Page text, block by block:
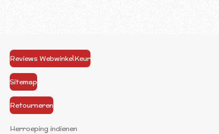
Reviews WebwinkelKeur
Sitemap
Retourneren
Herroeping indienen